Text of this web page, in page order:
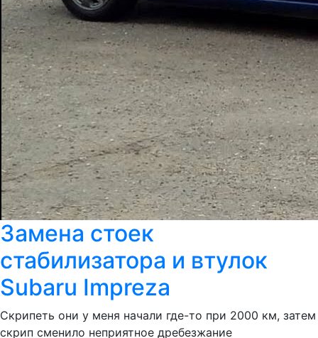
Замена стоек
стабилизатора и втулок
Subaru Impreza
Скрипеть они у меня начали где-то при 2000 км, затем
скрип сменило неприятное дребезжание